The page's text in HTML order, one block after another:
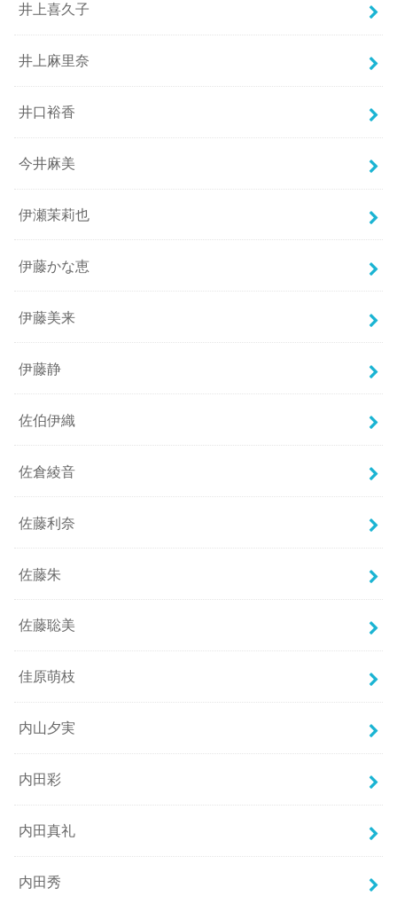
井上喜久子
井上麻里奈
井口裕香
今井麻美
伊瀬茉莉也
伊藤かな恵
伊藤美来
伊藤静
佐伯伊織
佐倉綾音
佐藤利奈
佐藤朱
佐藤聡美
佳原萌枝
内山夕実
内田彩
内田真礼
内田秀